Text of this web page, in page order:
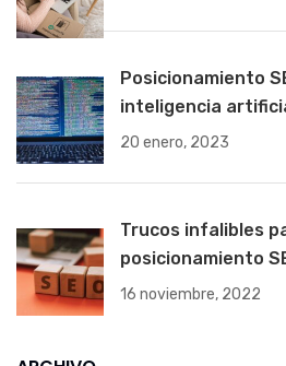
Posicionamiento
inteligencia
20 enero, 2023
Trucos infalibles
posicionamiento
16 noviembre, 2022